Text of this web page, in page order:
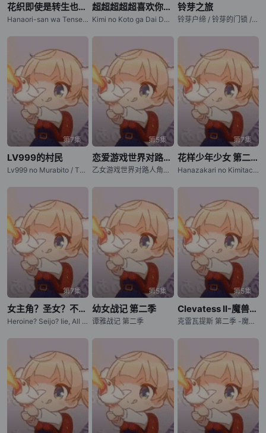
花织即使是转生也想打架
Hanaori-san wa Tensei shitemo Kenka ga Shitai / Hanaori-san Still Wants to Fight in the Next Life / 花织同学转生后还是想干架
超超超超超喜欢你的100个女朋友 第三季
Kimi no Koto ga Dai Dai Dai Dai Daisuki na 100-nin no Kanojo 3
铃芽之旅
铃芽户缔 / 铃芽的门锁 / Suzume no Tojimari
第7集
LV999的村民
Lv999 no Murabito / The Villager of Level 999
第5集
恋爱游戏世界对路人角色很不友好 第二季
乙女游戏世界对路人角色很不友好 第二季 / 女性向游戏世界对路人角色很不友好 第二季 / Otome Game Sekai wa Mob ni Kibishii Sekai desu 2nd Season / Trapped in a Dating Sim: The World of Otome Games is Tough for Mobs Season 2
第7集
花样少年少女 第二季
Hanazakari no Kimitachi e Season 2 / Hana-Kimi Season 2
第7集
女主角？圣女？不，我是杂役女仆（自豪）！
Heroine? Seijo? Iie, All Works Maid desu (Hokori)! / Heroine? Saint? No, I'm an All-Works Maid (And Proud of It)!
第5集
幼女战记 第二季
谭雅战记 第二季
第5集
Clevatess II-魔兽之王与虚假的勇者传承-
克雷瓦提斯 第二季 -魔兽之王与虚伪的勇者传承- / クレバテス-魔獣の王と赤子と尸の勇者- 第2期 / 克雷瓦提斯-魔兽之王与婴儿与尸之勇者- 第二季 / Clevatess: Majuu no Ou to Akago to Shikabane no Yuusha Season 2 / Clevatess Season 2